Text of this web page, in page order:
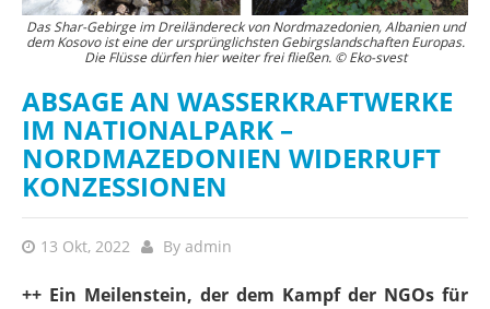
Das Shar-Gebirge im Dreiländereck von Nordmazedonien, Albanien und
dem Kosovo ist eine der ursprünglichsten Gebirgslandschaften Europas.
Die Flüsse dürfen hier weiter frei fließen. © Eko-svest
ABSAGE AN WASSERKRAFTWERKE
IM NATIONALPARK –
NORDMAZEDONIEN WIDERRUFT
KONZESSIONEN
13 Okt, 2022 By admin
++ Ein Meilenstein, der dem Kampf der NGOs für